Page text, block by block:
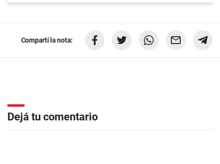
Compartí la nota:
Dejá tu comentario